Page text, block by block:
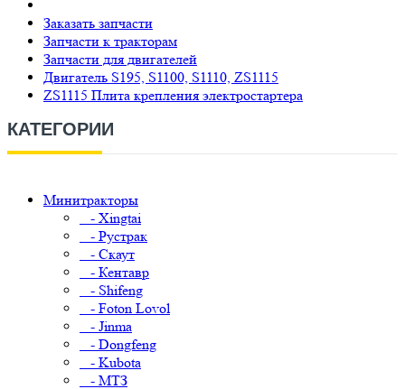
Заказать запчасти
Запчасти к тракторам
Запчасти для двигателей
Двигатель S195, S1100, S1110, ZS1115
ZS1115 Плита крепления электростартера
КАТЕГОРИИ
Минитракторы
- Xingtai
- Рустрак
- Скаут
- Кентавр
- Shifeng
- Foton Lovol
- Jinma
- Dongfeng
- Kubota
- МТЗ